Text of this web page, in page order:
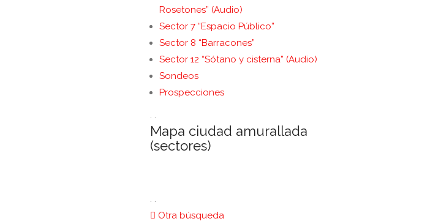
Rosetones” (Audio)
Sector 7 “Espacio Público”
Sector 8 “Barracones”
Sector 12 “Sótano y cisterna” (Audio)
Sondeos
Prospecciones
. .
Mapa ciudad amurallada
(sectores)
. .
Otra búsqueda